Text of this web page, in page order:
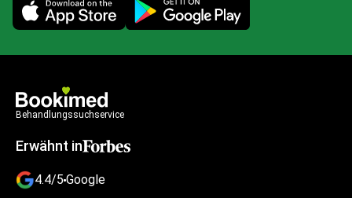
Mobile app illustration
Behandlungssuchservice
Erwähnt in
4.4/5 Google